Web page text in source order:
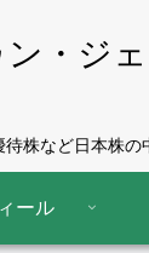
ン・ジ
株など日本株
ール